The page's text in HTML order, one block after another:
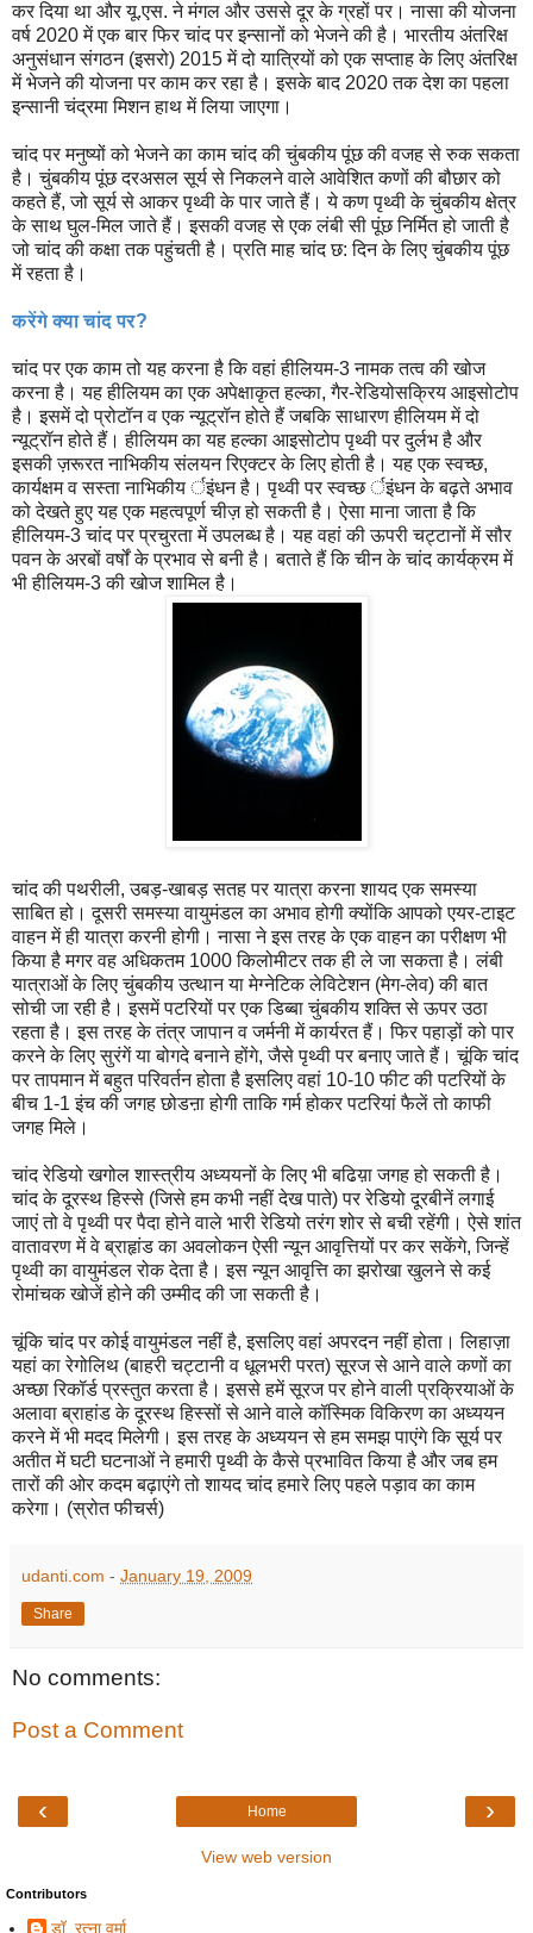
कर दिया था और यू.एस. ने मंगल और उससे दूर के ग्रहों पर। नासा की योजना
वर्ष 2020 में एक बार फिर चांद पर इन्सानों को भेजने की है। भारतीय अंतरिक्ष
अनुसंधान संगठन (इसरो) 2015 में दो यात्रियों को एक सप्ताह के लिए अंतरिक्ष
में भेजने की योजना पर काम कर रहा है। इसके बाद 2020 तक देश का पहला
इन्सानी चंद्रमा मिशन हाथ में लिया जाएगा।
चांद पर मनुष्यों को भेजने का काम चांद की चुंबकीय पूंछ की वजह से रुक सकता
है। चुंबकीय पूंछ दरअसल सूर्य से निकलने वाले आवेशित कणों की बौछार को
कहते हैं, जो सूर्य से आकर पृथ्वी के पार जाते हैं। ये कण पृथ्वी के चुंबकीय क्षेत्र
के साथ घुल-मिल जाते हैं। इसकी वजह से एक लंबी सी पूंछ निर्मित हो जाती है
जो चांद की कक्षा तक पहुंचती है। प्रति माह चांद छ: दिन के लिए चुंबकीय पूंछ
में रहता है।
करेंगे क्या चांद पर?
चांद पर एक काम तो यह करना है कि वहां हीलियम-3 नामक तत्व की खोज
करना है। यह हीलियम का एक अपेक्षाकृत हल्का, गैर-रेडियोसक्रिय आइसोटोप
है। इसमें दो प्रोटॉन व एक न्यूट्रॉन होते हैं जबकि साधारण हीलियम में दो
न्यूट्रॉन होते हैं। हीलियम का यह हल्का आइसोटोप पृथ्वी पर दुर्लभ है और
इसकी ज़रूरत नाभिकीय संलयन रिएक्टर के लिए होती है। यह एक स्वच्छ,
कार्यक्षम व सस्ता नाभिकीय र्इंधन है। पृथ्वी पर स्वच्छ र्इंधन के बढ़ते अभाव
को देखते हुए यह एक महत्वपूर्ण चीज़ हो सकती है। ऐसा माना जाता है कि
हीलियम-3 चांद पर प्रचुरता में उपलब्ध है। यह वहां की ऊपरी चट्टानों में सौर
पवन के अरबों वर्षों के प्रभाव से बनी है। बताते हैं कि चीन के चांद कार्यक्रम में
भी हीलियम-3 की खोज शामिल है।
चांद की पथरीली, उबड़-खाबड़ सतह पर यात्रा करना शायद एक समस्या
साबित हो। दूसरी समस्या वायुमंडल का अभाव होगी क्योंकि आपको एयर-टाइट
वाहन में ही यात्रा करनी होगी। नासा ने इस तरह के एक वाहन का परीक्षण भी
किया है मगर वह अधिकतम 1000 किलोमीटर तक ही ले जा सकता है। लंबी
यात्राओं के लिए चुंबकीय उत्थान या मेग्नेटिक लेविटेशन (मेग-लेव) की बात
सोची जा रही है। इसमें पटरियों पर एक डिब्बा चुंबकीय शक्ति से ऊपर उठा
रहता है। इस तरह के तंत्र जापान व जर्मनी में कार्यरत हैं। फिर पहाड़ों को पार
करने के लिए सुरंगें या बोगदे बनाने होंगे, जैसे पृथ्वी पर बनाए जाते हैं। चूंकि चांद
पर तापमान में बहुत परिवर्तन होता है इसलिए वहां 10-10 फीट की पटरियों के
बीच 1-1 इंच की जगह छोडऩा होगी ताकि गर्म होकर पटरियां फैलें तो काफी
जगह मिले।
चांद रेडियो खगोल शास्त्रीय अध्ययनों के लिए भी बढिय़ा जगह हो सकती है।
चांद के दूरस्थ हिस्से (जिसे हम कभी नहीं देख पाते) पर रेडियो दूरबीनें लगाई
जाएं तो वे पृथ्वी पर पैदा होने वाले भारी रेडियो तरंग शोर से बची रहेंगी। ऐसे शांत
वातावरण में वे ब्राहृांड का अवलोकन ऐसी न्यून आवृत्तियों पर कर सकेंगे, जिन्हें
पृथ्वी का वायुमंडल रोक देता है। इस न्यून आवृत्ति का झरोखा खुलने से कई
रोमांचक खोजें होने की उम्मीद की जा सकती है।
चूंकि चांद पर कोई वायुमंडल नहीं है, इसलिए वहां अपरदन नहीं होता। लिहाज़ा
यहां का रेगोलिथ (बाहरी चट्टानी व धूलभरी परत) सूरज से आने वाले कणों का
अच्छा रिकॉर्ड प्रस्तुत करता है। इससे हमें सूरज पर होने वाली प्रक्रियाओं के
अलावा ब्राहांड के दूरस्थ हिस्सों से आने वाले कॉस्मिक विकिरण का अध्ययन
करने में भी मदद मिलेगी। इस तरह के अध्ययन से हम समझ पाएंगे कि सूर्य पर
अतीत में घटी घटनाओं ने हमारी पृथ्वी के कैसे प्रभावित किया है और जब हम
तारों की ओर कदम बढ़ाएंगे तो शायद चांद हमारे लिए पहले पड़ाव का काम
करेगा। (स्रोत फीचर्स)
udanti.com - January 19, 2009
Share
No comments:
Post a Comment
‹ ›
Home
View web version
Contributors
डॉ. रत्ना वर्मा